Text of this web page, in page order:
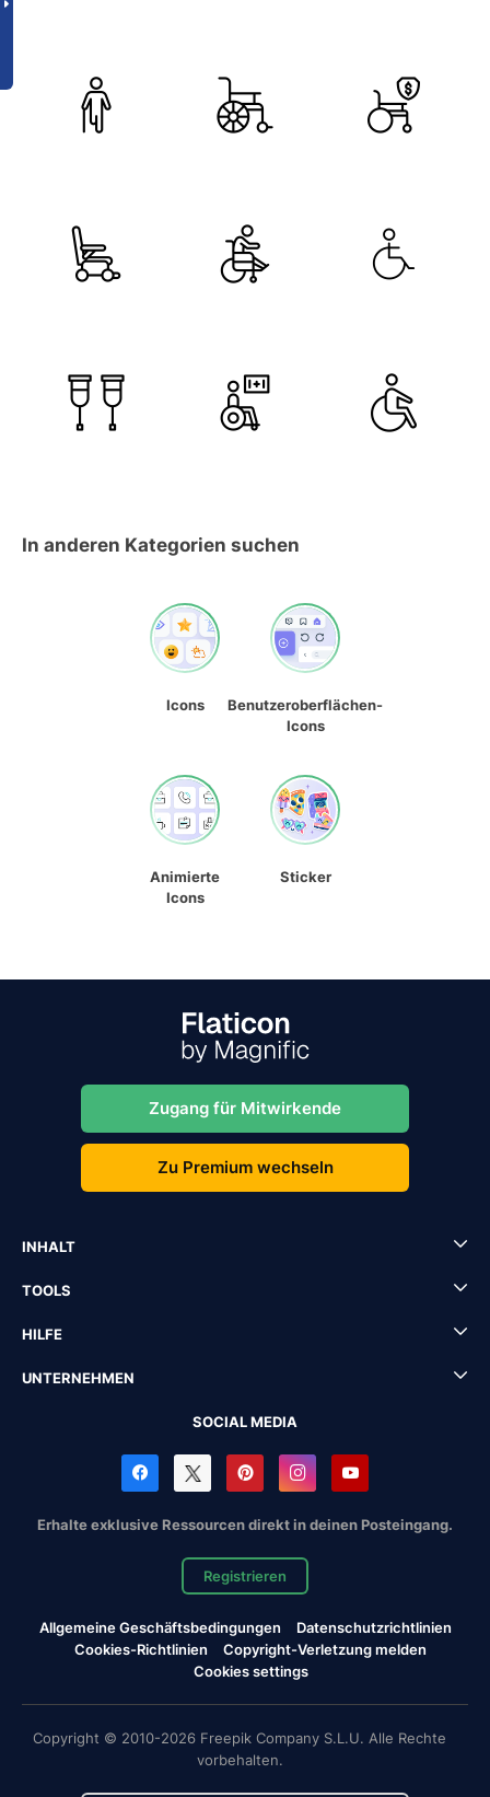
In anderen Kategorien suchen
Icons
Benutzeroberflächen-
Icons
Animierte
Icons
Sticker
Zugang für Mitwirkende
Zu Premium wechseln
INHALT
TOOLS
HILFE
UNTERNEHMEN
SOCIAL MEDIA
Erhalte exklusive Ressourcen direkt in deinen Posteingang.
Registrieren
Allgemeine Geschäftsbedingungen
Datenschutzrichtlinien
Cookies-Richtlinien
Copyright-Verletzung melden
Cookies settings
Copyright © 2010-2026 Freepik Company S.L.U. Alle Rechte
vorbehalten.